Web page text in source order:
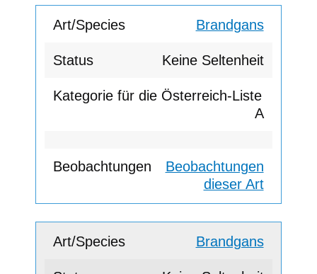
Brandgans
Keine Seltenheit
A
Beobachtungen
dieser Art
Brandgans